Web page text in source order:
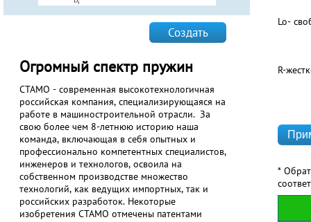
Создать
Огромный спектр пружин
СТАМО - современная высокотехнологичная
российская компания, специализирующаяся на
работе в машиностроительной отрасли. За
свою более чем 8-летнюю историю наша
команда, включающая в себя опытных и
профессионально компетентных специалистов,
инженеров и технологов, освоила на
собственном производстве множество
технологий, как ведущих импортных, так и
российских разработок. Некоторые
изобретения СТАМО отмечены патентами
Lo-
R-
*